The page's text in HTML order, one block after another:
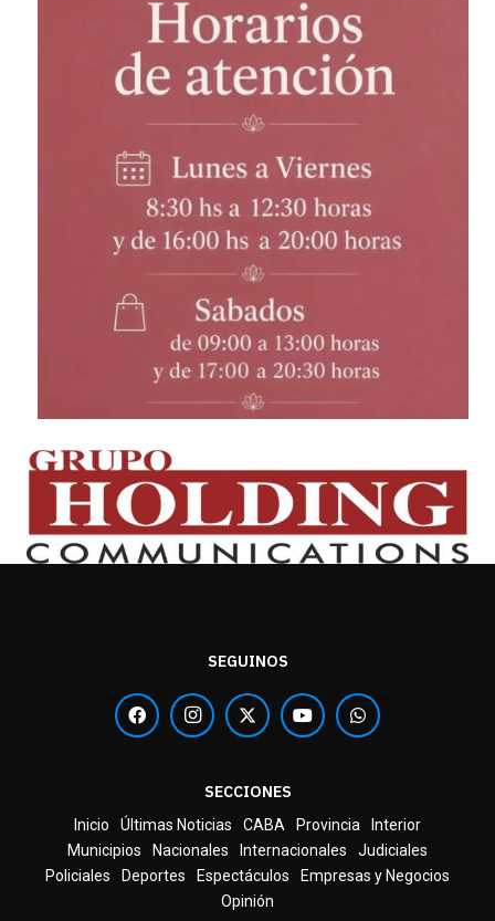
SEGUINOS
SECCIONES
Inicio Últimas Noticias CABA Provincia
Interior
Municipios
Nacionales Internacionales
Judiciales
Policiales
Deportes Espectáculos
Empresas y Negocios
Opinión